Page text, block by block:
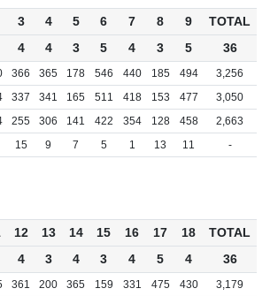
3 4 5 6 7 8 9
TOTAL
4 4 3 5 4 3 5 36
366 365 178 546 440 185 494
3,256
337 341 165 511 418 153 477
3,050
255 306 141 422 354 128 458
2,663
15 9 7 5 1 13 11 -
12 13 14 15 16 17 18
TOTAL
4 3 4 3 4 5 4 36
361 200 365 159 331 475 430
3,179